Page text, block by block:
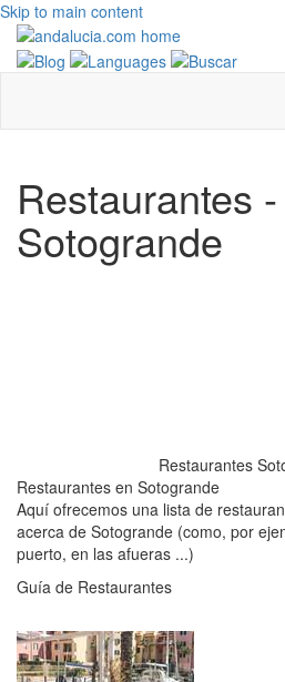
Skip to main content
Restaurantes -
Sotogrande
Restaurantes
Restaurantes en Sotogrande
Aquí ofrecemos una lista de
acerca de Sotogrande (como, por
puerto, en las afueras ...)
Guía de Restaurantes